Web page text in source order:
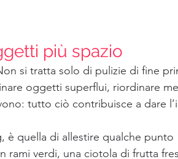
più spazio
si tratta solo di pulizie di fine
oggetti superflui, riordinare
tutto ciò contribuisce a dare
è quella di allestire qualche punto
rami verdi, una ciotola di frutta